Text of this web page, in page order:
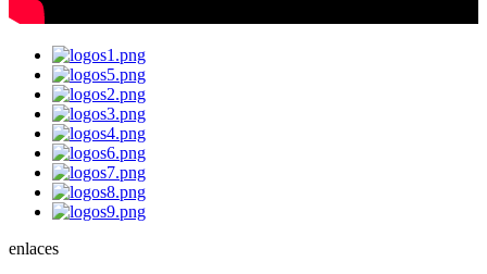
enlaces